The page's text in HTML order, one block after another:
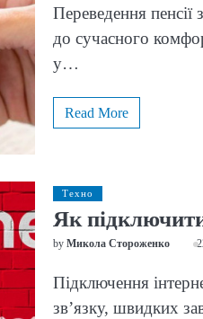
Переведення
до сучасного
у…
Read More
Техно
Як
by Микола Стороженко
Підключення
зв’язку, швидких